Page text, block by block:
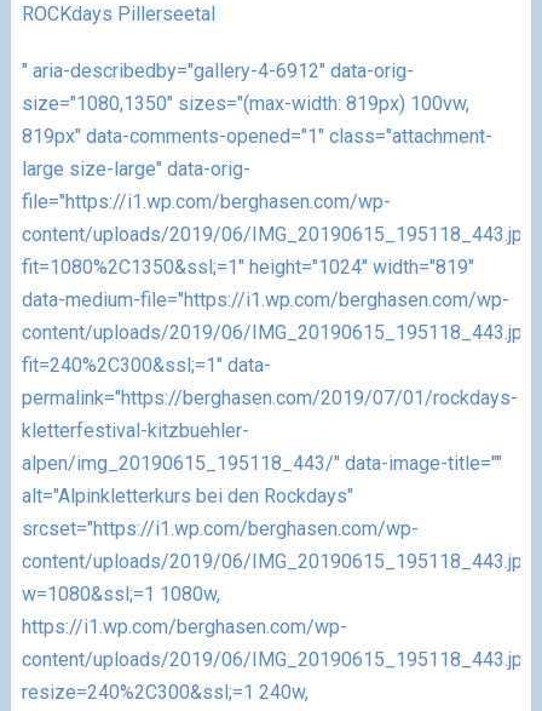
ROCKdays Pillerseetal
" aria-describedby="gallery-4-6912" data-orig-
size="1080,1350" sizes="(max-width: 819px) 100vw,
819px" data-comments-opened="1" class="attachment-
large size-large" data-orig-
file="https://i1.wp.com/berghasen.com/wp-
content/uploads/2019/06/IMG_20190615_195118_443.jpg?
fit=1080%2C1350&ssl;=1" height="1024" width="819"
data-medium-file="https://i1.wp.com/berghasen.com/wp-
content/uploads/2019/06/IMG_20190615_195118_443.jpg?
fit=240%2C300&ssl;=1" data-
permalink="https://berghasen.com/2019/07/01/rockdays-
kletterfestival-kitzbuehler-
alpen/img_20190615_195118_443/" data-image-title=""
alt="Alpinkletterkurs bei den Rockdays"
srcset="https://i1.wp.com/berghasen.com/wp-
content/uploads/2019/06/IMG_20190615_195118_443.jpg?
w=1080&ssl;=1 1080w,
https://i1.wp.com/berghasen.com/wp-
content/uploads/2019/06/IMG_20190615_195118_443.jpg?
resize=240%2C300&ssl;=1 240w,